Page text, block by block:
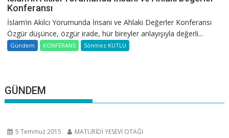
Konferansı
İslam’ın Akılcı Yorumunda İnsani ve Ahlaki Değerler Konferansı
Özgür düşünce, özgür irade, hür bireyler anlayışıyla değerli...
Gündem KONFERANS Sönmez KUTLU
GÜNDEM
5 Temmuz 2015 MATURİDİ YESEVİ OTAĞI